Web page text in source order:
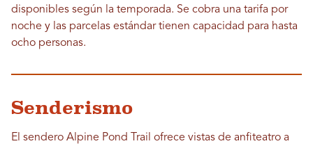
disponibles según la temporada. Se cobra una tarifa por
noche y las parcelas estándar tienen capacidad para hasta
ocho personas.
Senderismo
El sendero Alpine Pond Trail ofrece vistas de anfiteatro a